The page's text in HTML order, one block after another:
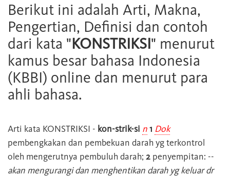
Berikut ini adalah Arti, Makna,
Pengertian, Definisi dan contoh
dari kata "KONSTRIKSI" menurut
kamus besar bahasa Indonesia
(KBBI) online dan menurut para
ahli bahasa.
Arti kata KONSTRIKSI - kon-strik-si n1 Dok
pembengkakan dan pembekuan darah yg terkontrol
oleh mengerutnya pembuluh darah; 2 penyempitan: --
akan mengurangi dan menghentikan darah yg keluar dr